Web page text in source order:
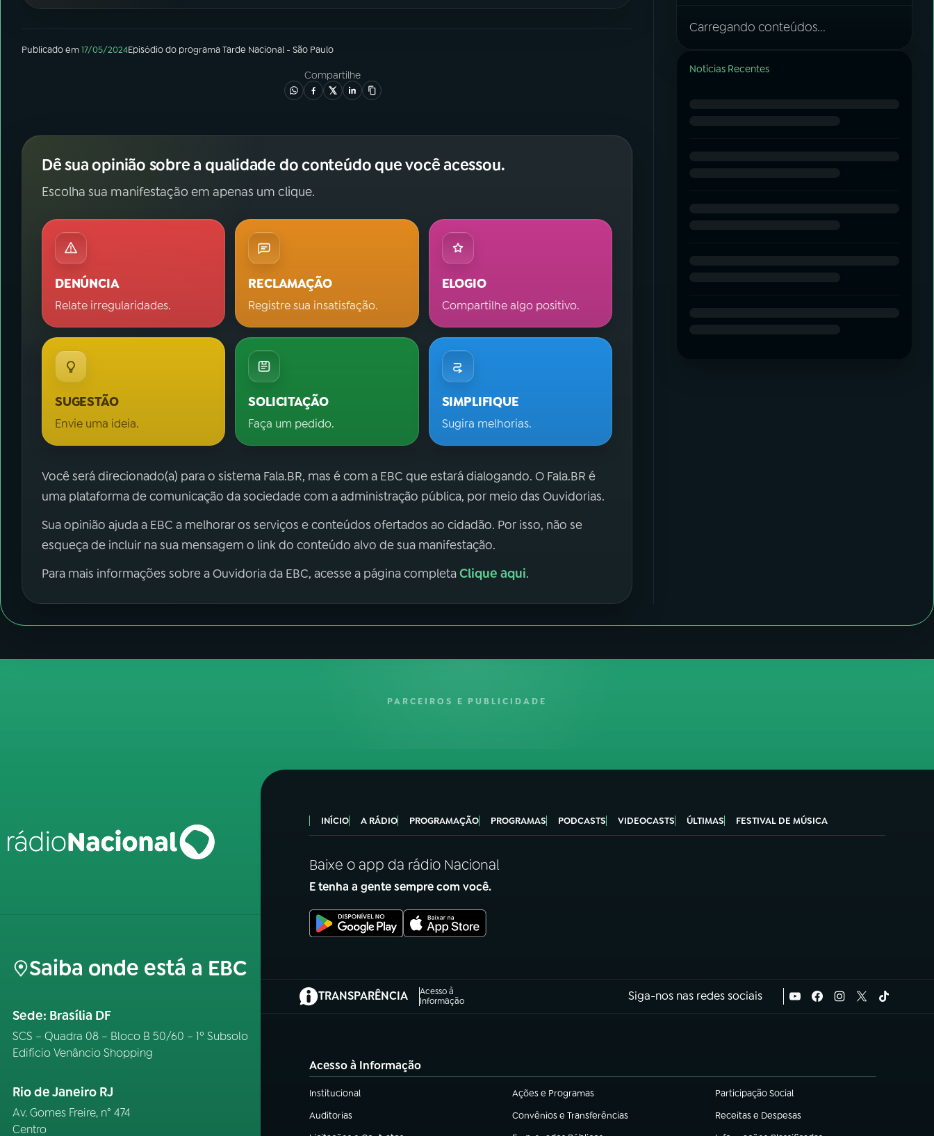
Instagram X
Publicado em17/05/2024Episódiodo programaTarde Nacional - São Paulo
Compartilhe
Dê sua opinião sobre a qualidade do conteúdo que você acessou.
Escolha sua manifestação em apenas um clique.
DENÚNCIA
Relate irregularidades.
RECLAMAÇÃO
Registre sua insatisfação.
ELOGIO
Compartilhe algo positivo.
SUGESTÃO
Envie uma ideia.
SOLICITAÇÃO
Faça um pedido.
SIMPLIFIQUE
Sugira melhorias.
Você será direcionado(a) para o sistema Fala.BR, mas é com a EBC que estará dialogando. O Fala.BR é
uma plataforma de comunicação da sociedade com a administração pública, por meio das Ouvidorias.
Sua opinião ajuda a EBC a melhorar os serviços e conteúdos ofertados ao cidadão. Por isso, não se
esqueça de incluir na sua mensagem o link do conteúdo alvo de sua manifestação.
Para mais informações sobre a Ouvidoria da EBC, acesse a página completaClique aqui.
Carregando conteúdos...
Notícias Recentes
PARCEIROS E PUBLICIDADE
Saiba onde está a EBC
Sede: Brasília DF
SCS – Quadra 08 – Bloco B 50/60 – 1º Subsolo
Edifício Venâncio Shopping
Rio de Janeiro RJ
Av. Gomes Freire, n° 474
Centro
INÍCIO A RÁDIO PROGRAMAÇÃO PROGRAMAS PODCASTS VIDEOCASTS ÚLTIMAS FESTIVAL DE MÚSICA
Baixe o app da rádio Nacional
E tenha a gente sempre com você.
TRANSPARÊNCIA
Acesso à
Informação
(abre em nova aba) Siga-nos nas redes sociais
Acesso à Informação
Institucional
(abre em nova aba) Ações e Programas
(abre em nova aba) Participação Social
(abre em nova aba)
Auditorias
(abre em nova aba) Convênios e Transferências
(abre em nova aba) Receitas e Despesas
(abre em nova aba)